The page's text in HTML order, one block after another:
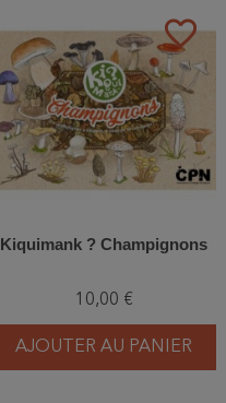
favorite_border
Kiquimank ? Champignons
10,00 €
AJOUTER AU PANIER